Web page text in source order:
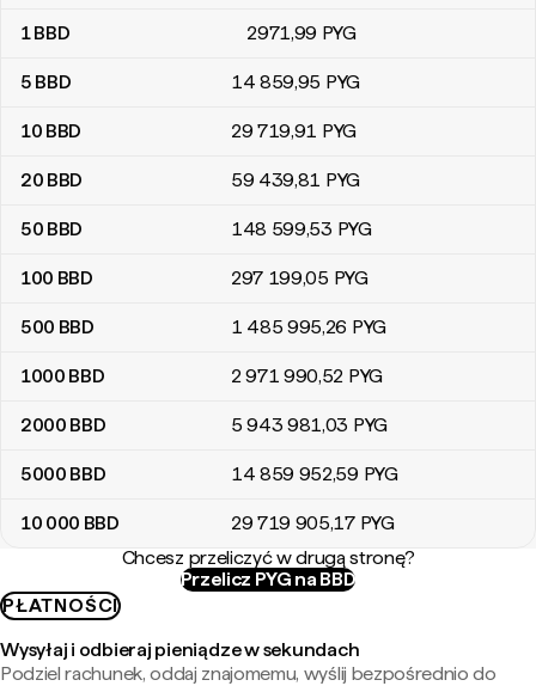
Tabela przeliczeń dolara barbadoskiego na guarani paragwajskie
1BBD 2971,99 PYG
5 BBD 14 859,95 PYG
10 BBD 29 719,91 PYG
20 BBD 59 439,81 PYG
50 BBD 148 599,53 PYG
100 BBD 297 199,05 PYG
500 BBD 1 485 995,26 PYG
1000 BBD 2 971 990,52 PYG
2000 BBD 5 943 981,03 PYG
5000 BBD 14 859 952,59 PYG
10 000 BBD 29 719 905,17 PYG
Chcesz przeliczyć w drugą stronę?
Przelicz PYG na BBD
PŁATNOŚCI
Wysyłaj i odbieraj pieniądze w sekundach
Podziel rachunek, oddaj znajomemu, wyślij bezpośrednio do